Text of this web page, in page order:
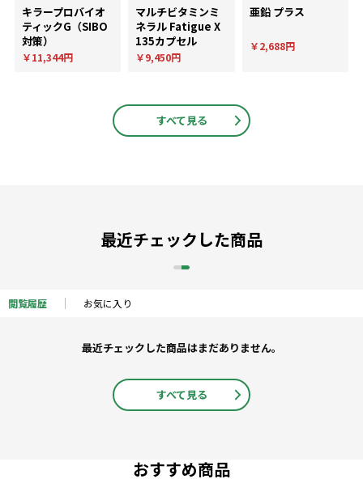
キラープロバイオ
ティックG（SIBO
対策）
￥11,344円
マルチビタミンミ
ネラル Fatigue X
135カプセル
￥9,450円
亜鉛 プラス
￥2,688円
すべて見る
最近チェックした商品
閲覧履歴 お気に入り
最近チェックした商品はまだありません。
すべて見る
おすすめ商品